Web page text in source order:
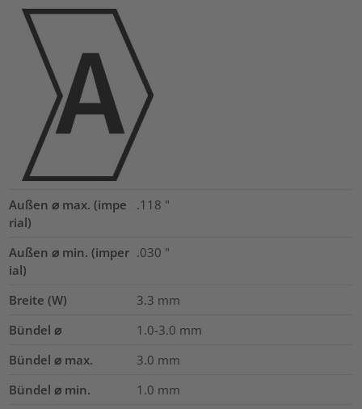
Außen ⌀ max. (impe
rial)
.118 "
Außen ⌀ min. (imper
ial)
.030 "
Breite (W) 3.3 mm
Bündel ⌀
1.0-3.0 mm
Bündel ⌀ max.
3.0 mm
Bündel ⌀ min.
1.0 mm